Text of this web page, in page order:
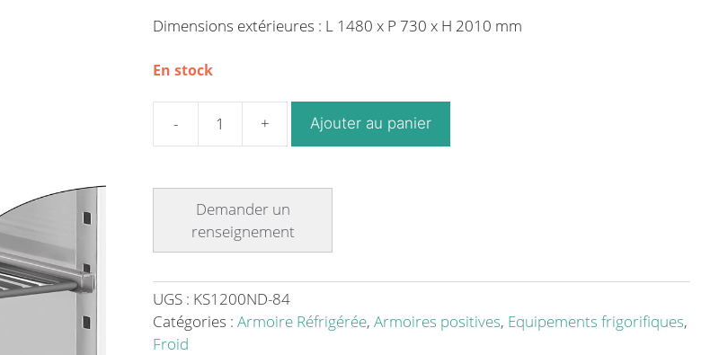
Dimensions extérieures : L 1480 x P 730 x H 2010 mm
En stock
réfrigérée
2
portes
-
Ajouter au panier
UGS : KS1200ND-84
Catégories : Armoire Réfrigérée, Armoires positives, Equipements frigorifiques,
Froid